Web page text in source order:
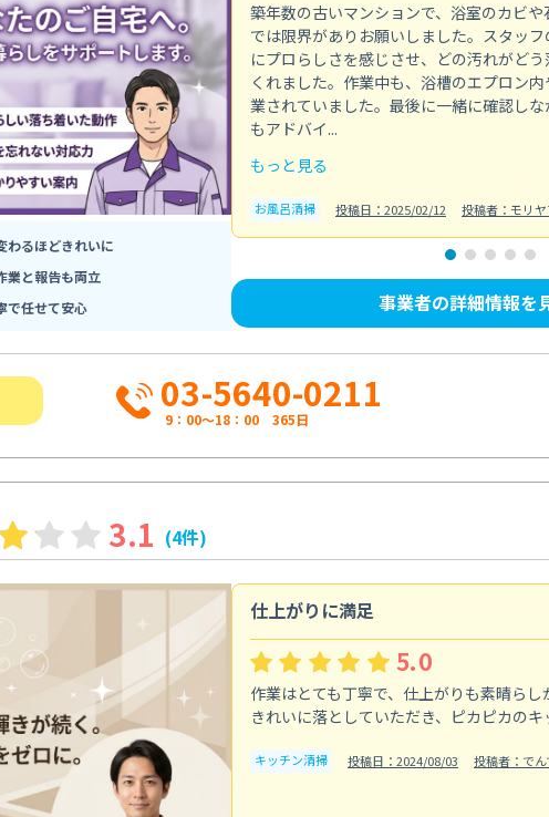
わるほどきれいに
業と報告も両立
で任せて安心
築年数の古いマンションで、浴室のカビ
では限界がありお願いしました。スタッ
にプロらしさを感じさせ、どの汚れがど
くれました。作業中も、浴槽のエプロン
業されていました。最後に一緒に確認し
もアドバイ...
もっと見る
お風呂清掃 投稿日：2025/02/12 投稿者：モリヤ
事業者の詳細情報を
03-5640-0211
9：00～18：00 365日
3.1 (4件)
仕上がりに満足
5.0
作業はとても丁寧で、仕上がりも素晴ら
きれいに落としていただき、ピカピカのキ
キッチン清掃 投稿日：2024/08/03 投稿者：でん